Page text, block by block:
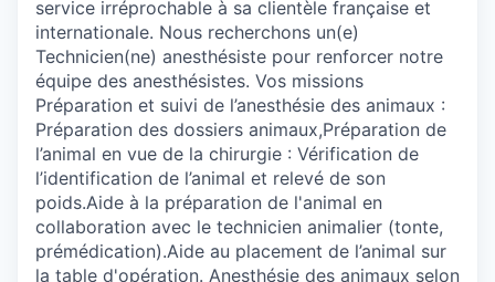
service irréprochable à sa clientèle française et
internationale. Nous recherchons un(e)
Technicien(ne) anesthésiste pour renforcer notre
équipe des anesthésistes. Vos missions
Préparation et suivi de l’anesthésie des animaux :
Préparation des dossiers animaux,Préparation de
l’animal en vue de la chirurgie : Vérification de
l’identification de l’animal et relevé de son
poids.Aide à la préparation de l'animal en
collaboration avec le technicien animalier (tonte,
prémédication).Aide au placement de l’animal sur
la table d'opération. Anesthésie des animaux selon